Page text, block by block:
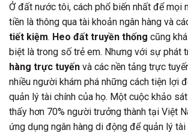
Ở đất nước tôi, cách phổ biến nhất để mọi
tiền là thông qua tài khoản ngân hàng và
tiết kiệm. Heo đất truyền thống cũng
biệt là trong số trẻ em. Nhưng với sự phát
hàng trực tuyến và các nền tảng trực
nhiều người khám phá những cách tiện lợi
quản lý tài chính của họ. Một cuộc khảo
thấy hơn 70% người trưởng thành tại Việt
ứng dụng ngân hàng di động để quản lý